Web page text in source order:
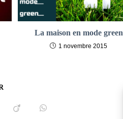
La maison en mode green
1 novembre 2015
CONTENU
Ouvrir
Ouvrir